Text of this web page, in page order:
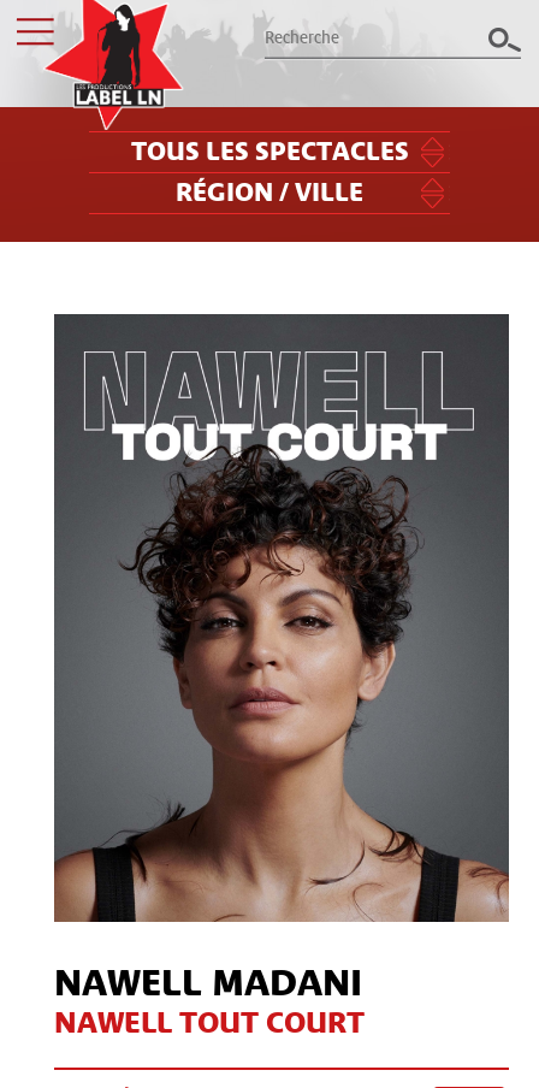
présentent le meilleur des spectacles
Billetterie
Groupes / CSE
Label LN
Archives
Contact
S'inscrire à notre Newsletter
Mon compte Client /
Mon compte CSE
Mentions légales
TOUS LES SPECTACLES
RÉGION / VILLE
NAWELL MADANI
NAWELL TOUT COURT